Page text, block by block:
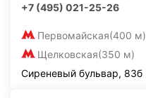
+7 (495) 021-25-26
Первомайская(400 м)
Щелковская(350 м)
Сиреневый бульвар, 83б